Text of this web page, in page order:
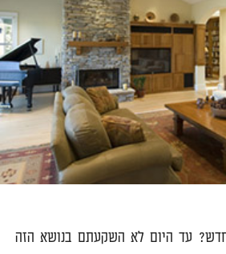
חדש? עד היום לא השקעתם בנושא הזה